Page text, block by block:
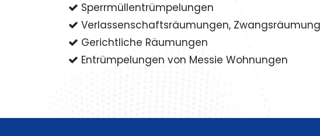
Sperrmüllentrümpelungen
Verlassenschaftsräumungen,
Gerichtliche Räumungen
Entrümpelungen von Messie Wohnungen